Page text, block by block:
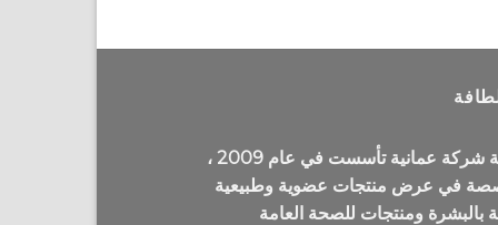
لطافة شركة عمانية تأسست في عام 2009 ،
في عرض منتجات عضوية وطبيعية
بالبشرة ومنتجات للصحة العامة